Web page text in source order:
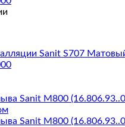
Sanit S707